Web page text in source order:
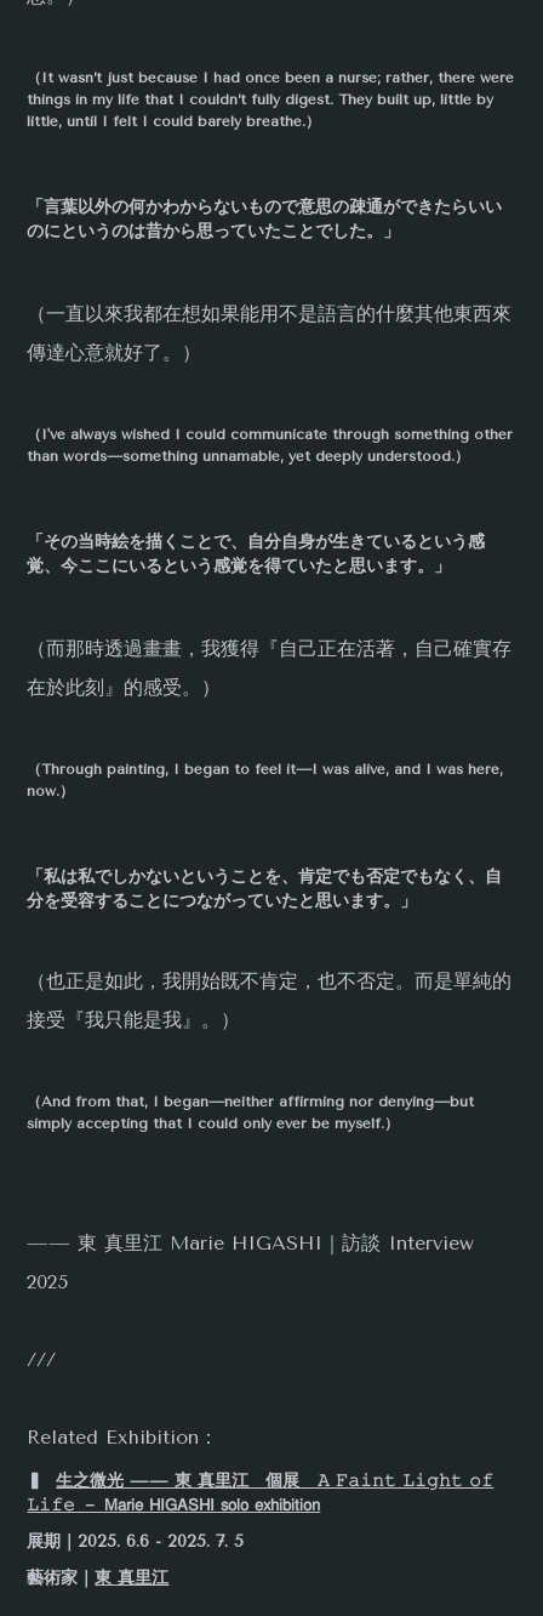
（It wasn’t just because I had once been a nurse; rather, there were
things in my life that I couldn’t fully digest. They built up, little by
little, until I felt I could barely breathe.）
「言葉以外の何かわからないもので意思の疎通ができたらいい
のにというのは昔から思っていたことでした。」
（一直以來我都在想如果能用不是語言的什麼其他東西來
傳達心意就好了。）
（I've always wished I could communicate through something other
than words—something unnamable, yet deeply understood.）
「その当時絵を描くことで、自分自身が生きているという感
覚、今ここにいるという感覚を得ていたと思います。」
（而那時透過畫畫，我獲得『自己正在活著，自己確實存
在於此刻』的感受。）
（Through painting, I began to feel it—I was alive, and I was here,
now.）
「私は私でしかないということを、肯定でも否定でもなく、自
分を受容することにつながっていたと思います。」
（也正是如此，我開始既不肯定，也不否定。而是單純的
接受『我只能是我』。）
（And from that, I began—neither affirming nor denying—but
simply accepting that I could only ever be myself.）
—— 東 真里江 Marie HIGASHI｜訪談 Interview
2025
///
Related Exhibition：
▍生之微光 —— 東 真里江 個展 𝙰 𝙵𝚊𝚒𝚗𝚝 𝙻𝚒𝚐𝚑𝚝 𝚘𝚏
𝙻𝚒𝚏𝚎 － 𝖬𝖺𝗋𝗂𝖾 𝖧𝖨𝖦𝖠𝖲𝖧𝖨 𝗌𝗈𝗅𝗈 𝖾𝗑𝗁𝗂𝖻𝗂𝗍𝗂𝗈𝗇
展期｜2025. 6.6 - 2025. 7. 5
藝術家｜東 真里江